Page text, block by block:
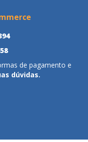
de pagamento e
dúvidas.